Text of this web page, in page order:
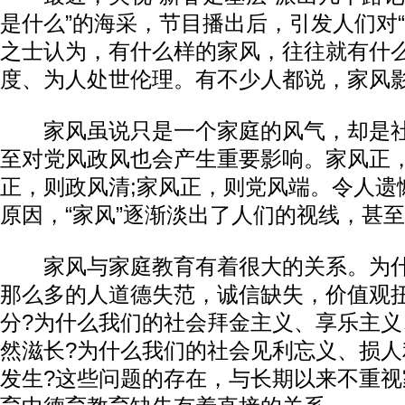
是什么”的海采，节目播出后，引发人们对
之士认为，有什么样的家风，往往就有什
度、为人处世伦理。有不少人都说，家风
家风虽说只是一个家庭的风气，却是
至对党风政风也会产生重要影响。家风正
正，则政风清;家风正，则党风端。令人
原因，“家风”逐渐淡出了人们的视线，甚
家风与家庭教育有着很大的关系。为
那么多的人道德失范，诚信缺失，价值观
分?为什么我们的社会拜金主义、享乐主
然滋长?为什么我们的社会见利忘义、损
发生?这些问题的存在，与长期以来不重